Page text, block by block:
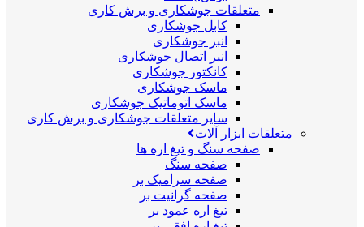
متعلقات جوشکاری و برش کاری
کابل جوشکاری
انبر جوشکاری
انبر اتصال جوشکاری
کانکتور جوشکاری
ماسک جوشکاری
ماسک اتوماتیک جوشکاری
سایر متعلقات جوشکاری و برش کاری
متعلقات ابزار آلات
صفحه سنگ و تیغ اره ها
صفحه سنگ
صفحه سرامیک بر
صفحه گرانیت بر
تیغ اره عمود بر